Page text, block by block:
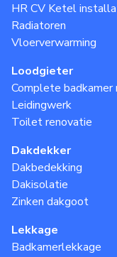
HR CV Ketel
Radiatoren
Vloerverwarming
Loodgieter
Complete badkamer
Leidingwerk
Toilet renovatie
Dakdekker
Dakbedekking
Dakisolatie
Zinken dakgoot
Lekkage
Badkamerlekkage